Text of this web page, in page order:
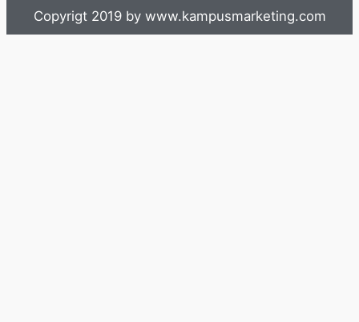
Copyrigt 2019 by www.kampusmarketing.com